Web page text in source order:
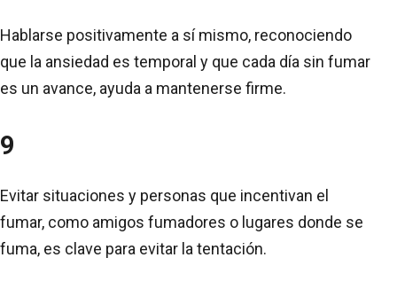
Hablarse positivamente a sí mismo, reconociendo
que la ansiedad es temporal y que cada día sin fumar
es un avance, ayuda a mantenerse firme.
9
Evitar situaciones y personas que incentivan el
fumar, como amigos fumadores o lugares donde se
fuma, es clave para evitar la tentación.